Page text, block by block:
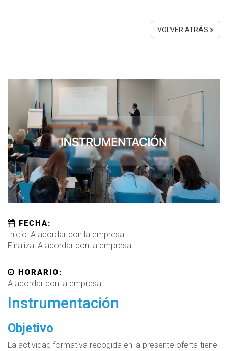
VOLVER ATRÁS
FECHA:
Inicio: A acordar con la empresa
Finaliza: A acordar con la empresa
HORARIO:
A acordar con la empresa
Instrumentación
Objetivo
La actividad formativa recogida en la presente oferta tiene